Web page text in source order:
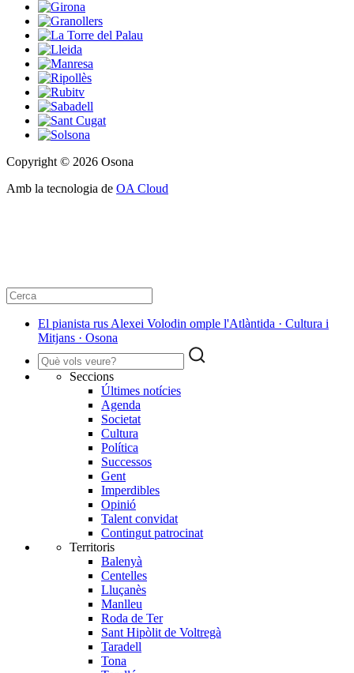
Copyright © 2026 Osona
Amb la tecnologia de OA Cloud
El pianista rus Alexei Volodin omple l'Atlàntida · Cultura i
Mitjans · Osona
Seccions
Últimes notícies
Agenda
Societat
Cultura
Política
Successos
Gent
Imperdibles
Opinió
Talent convidat
Contingut patrocinat
Territoris
Balenyà
Centelles
Lluçanès
Manlleu
Roda de Ter
Sant Hipòlit de Voltregà
Taradell
Tona